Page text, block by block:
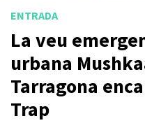
ENTRADA
La veu
urbana
Tarragona
Trap